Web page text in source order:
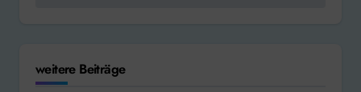
weitere Beiträge